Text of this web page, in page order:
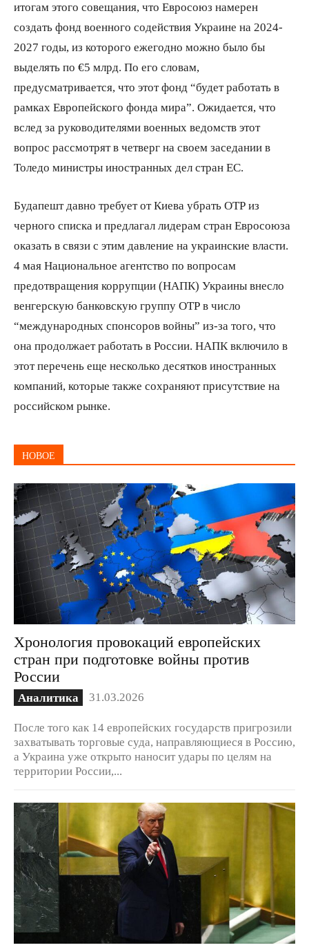
итогам этого совещания, что Евросоюз намерен
создать фонд военного содействия Украине на 2024-
2027 годы, из которого ежегодно можно было бы
выделять по €5 млрд. По его словам,
предусматривается, что этот фонд “будет работать в
рамках Европейского фонда мира”. Ожидается, что
вслед за руководителями военных ведомств этот
вопрос рассмотрят в четверг на своем заседании в
Толедо министры иностранных дел стран ЕС.
Будапешт давно требует от Киева убрать OTP из
черного списка и предлагал лидерам стран Евросоюза
оказать в связи с этим давление на украинские власти.
4 мая Национальное агентство по вопросам
предотвращения коррупции (НАПК) Украины внесло
венгерскую банковскую группу OTP в число
“международных спонсоров войны” из-за того, что
она продолжает работать в России. НАПК включило в
этот перечень еще несколько десятков иностранных
компаний, которые также сохраняют присутствие на
российском рынке.
НОВОЕ
Хронология провокаций европейских
стран при подготовке войны против
России
Аналитика 31.03.2026
После того как 14 европейских государств пригрозили
захватывать торговые суда, направляющиеся в Россию,
а Украина уже открыто наносит удары по целям на
территории России,...